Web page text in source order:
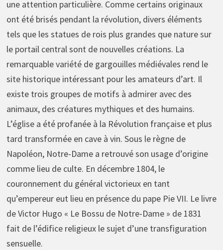
une attention particulière. Comme certains originaux
ont été brisés pendant la révolution, divers éléments
tels que les statues de rois plus grandes que nature sur
le portail central sont de nouvelles créations. La
remarquable variété de gargouilles médiévales rend le
site historique intéressant pour les amateurs d’art. Il
existe trois groupes de motifs à admirer avec des
animaux, des créatures mythiques et des humains.
L’église a été profanée à la Révolution française et plus
tard transformée en cave à vin. Sous le règne de
Napoléon, Notre-Dame a retrouvé son usage d’origine
comme lieu de culte. En décembre 1804, le
couronnement du général victorieux en tant
qu’empereur eut lieu en présence du pape Pie VII. Le livre
de Victor Hugo « Le Bossu de Notre-Dame » de 1831
fait de l’édifice religieux le sujet d’une transfiguration
sensuelle.